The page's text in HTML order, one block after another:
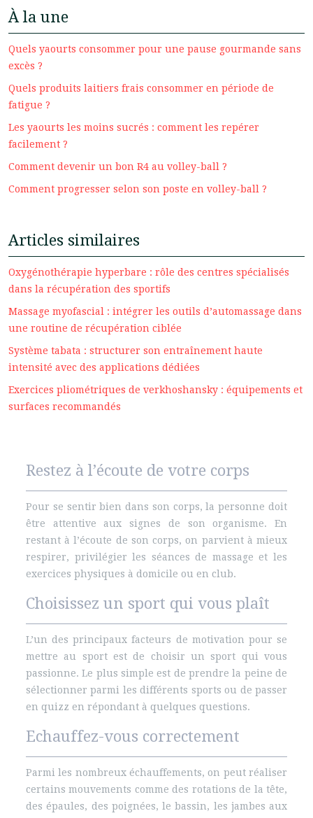
À la une
Quels yaourts consommer pour une pause gourmande sans
excès ?
Quels produits laitiers frais consommer en période de
fatigue ?
Les yaourts les moins sucrés : comment les repérer
facilement ?
Comment devenir un bon R4 au volley-ball ?
Comment progresser selon son poste en volley-ball ?
Articles similaires
Oxygénothérapie hyperbare : rôle des centres spécialisés
dans la récupération des sportifs
Massage myofascial : intégrer les outils d’automassage dans
une routine de récupération ciblée
Système tabata : structurer son entraînement haute
intensité avec des applications dédiées
Exercices pliométriques de verkhoshansky : équipements et
surfaces recommandés
Restez à l’écoute de votre corps
Pour se sentir bien dans son corps, la personne doit
être attentive aux signes de son organisme. En
restant à l’écoute de son corps, on parvient à mieux
respirer, privilégier les séances de massage et les
exercices physiques à domicile ou en club.
Choisissez un sport qui vous plaît
L’un des principaux facteurs de motivation pour se
mettre au sport est de choisir un sport qui vous
passionne. Le plus simple est de prendre la peine de
sélectionner parmi les différents sports ou de passer
en quizz en répondant à quelques questions.
Echauffez-vous correctement
Parmi les nombreux échauffements, on peut réaliser
certains mouvements comme des rotations de la tête,
des épaules, des poignées, le bassin, les jambes aux